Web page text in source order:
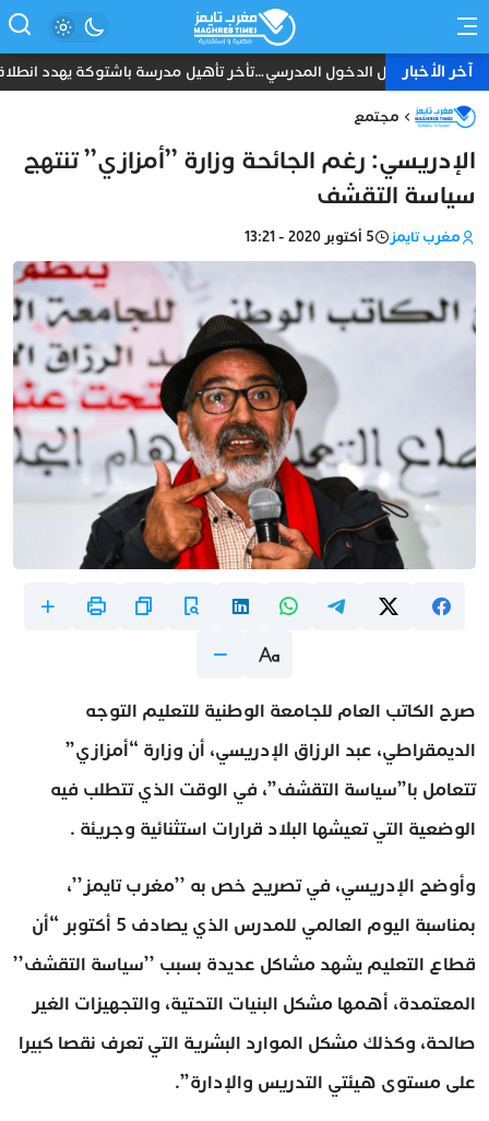
آخر الأخبارقبل الدخول المدرسي…تأخر تأهيل مدرسة باشتوكة يهدد انطلاقة
مجتمع
الإدريسي: رغم الجائحة وزارة ’’أمزازي’’ تنتهج
سياسة التقشف
مغرب تايمز 5 أكتوبر 2020 - 13:21
صرح الكاتب العام للجامعة الوطنية للتعليم التوجه
الديمقراطي، عبد الرزاق الإدريسي، أن وزارة “أمزازي”
تتعامل با”سياسة التقشف”، في الوقت الذي تتطلب فيه
الوضعية التي تعيشها البلاد قرارات استثنائية وجريئة .
وأوضح الإدريسي، في تصريح خص به ’’مغرب تايمز’’،
بمناسبة اليوم العالمي للمدرس الذي يصادف 5 أكتوبر “أن
قطاع التعليم يشهد مشاكل عديدة بسبب ’’سياسة التقشف’’
المعتمدة، أهمها مشكل البنيات التحتية، والتجهيزات الغير
صالحة، وكذلك مشكل الموارد البشرية التي تعرف نقصا كبيرا
على مستوى هيئتي التدريس والإدارة”.